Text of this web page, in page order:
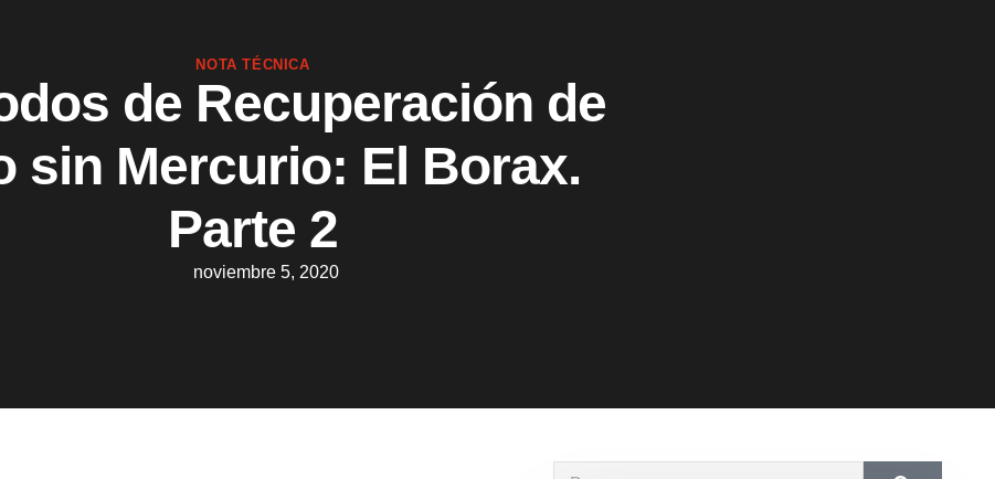
NOTA TÉCNICA
de Recuperación de
sin Mercurio: El Borax.
Parte 2
noviembre 5, 2020